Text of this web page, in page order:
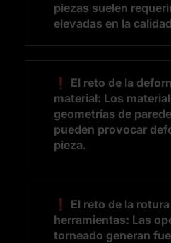
piezas suelen
elevadas en la
❗ El reto de la
material: Los
geometrías de
pueden provocar
pieza.
❗ El reto de la
herramientas: Las
torneado generan